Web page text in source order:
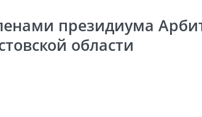
президиума
области